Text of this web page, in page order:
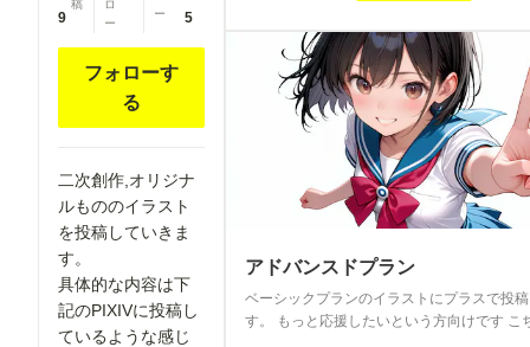
9
稿
ロ
ー
ー
5
フォローす
る
二次創作,オリジナ
ルもののイラスト
を投稿していきま
す。
具体的な内容は下
記のPIXIVに投稿し
ているような感じ
アドバンスドプラン
ベーシックプランのイラストにプラスで投
す。 もっと応援したいという方向けです こちらのプ